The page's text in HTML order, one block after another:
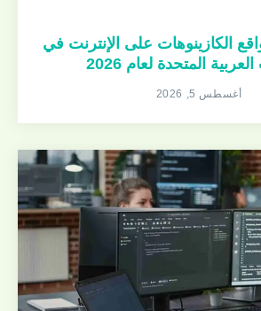
الكازينوهات على الإنترنت في
المتحدة لعام 2026
أغسطس 5, 2026